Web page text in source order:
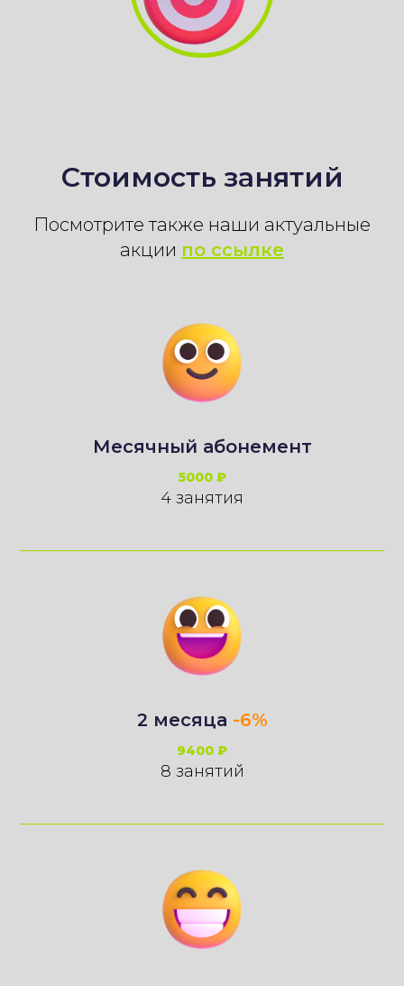
Стоимость занятий
Посмотрите также наши актуальные
акции по ссылке
Месячный абонемент
5000 ₽
4 занятия
2 месяца -6%
9400 ₽
8 занятий